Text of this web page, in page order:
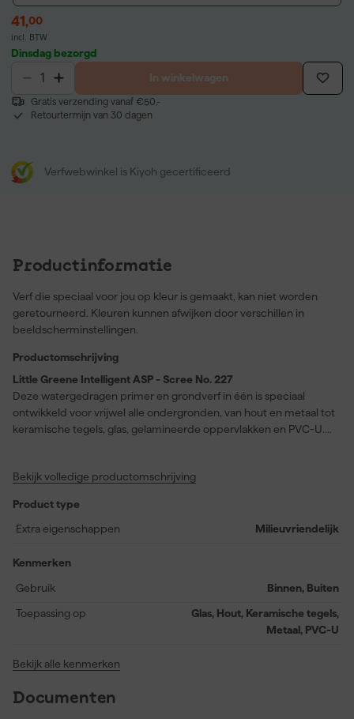
41,00
incl. BTW
Dinsdag bezorgd
In winkelwagen
Gratis verzending vanaf €50,-
Retourtermijn van 30 dagen
Verfwebwinkel is Kiyoh gecertificeerd
Productinformatie
Verf die speciaal voor jou op kleur is gemaakt, kan niet worden
geretourneerd. Kleuren kunnen afwijken door verschillen in
beeldscherminstellingen.
Productomschrijving
Little Greene Intelligent ASP - Scree No. 227
Deze watergedragen primer en grondverf in één is speciaal
ontwikkeld voor vrijwel alle ondergronden, van hout en metaal tot
keramische tegels, glas, gelamineerde oppervlakken en PVC-U.
buitenprojecten, en ondersteunt moeiteloos alle ‘Intelligent’
droogtijd van slechts twee uur kun je projecten efficiënt
voorbereiden. De primer heeft een extra matte afwerking,
Met een rendement van circa 14 meter per liter zorg je
uitvalt dan de uiteindelijke afwerklaag – zonder dat dit het
eindresultaat beïnvloedt.
Bekijk volledige productomschrijving
Product type
Extra eigenschappen
Milieuvriendelijk
Kenmerken
Gebruik
Binnen, Buiten
Toepassing op
Glas, Hout, Keramische tegels,
Metaal, PVC-U
Bekijk alle kenmerken
Documenten